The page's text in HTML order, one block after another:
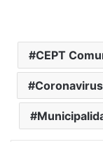
CEPT
Coronavirus